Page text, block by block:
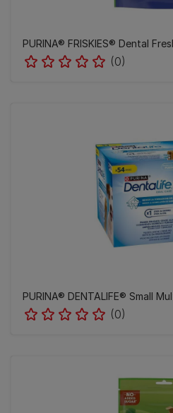
PURINA® FRISKIES® Dental
(0)
PURINA® DENTALIFE® Small
(0)